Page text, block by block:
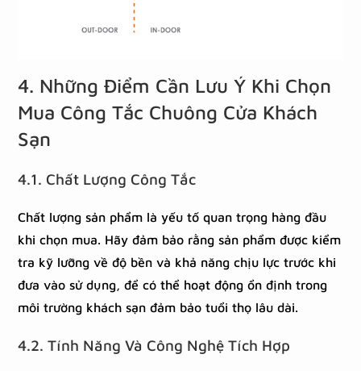
4. Những Điểm Cần Lưu Ý Khi Chọn
Mua Công Tắc Chuông Cửa Khách
Sạn
4.1. Chất Lượng Công Tắc
Chất lượng sản phẩm là yếu tố quan trọng hàng đầu
khi chọn mua. Hãy đảm bảo rằng sản phẩm được kiểm
tra kỹ lưỡng về độ bền và khả năng chịu lực trước khi
đưa vào sử dụng, để có thể hoạt động ổn định trong
môi trường khách sạn đảm bảo tuổi thọ lâu dài.
4.2. Tính Năng Và Công Nghệ Tích Hợp